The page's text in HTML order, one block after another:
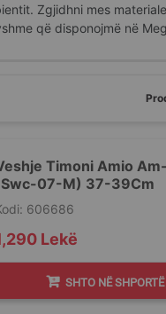
Zgjidhni mes
që disponojmë në
Timoni Amio
07-M) 37-39Cm
606686
Lekë
SHTO NË SHPORTË